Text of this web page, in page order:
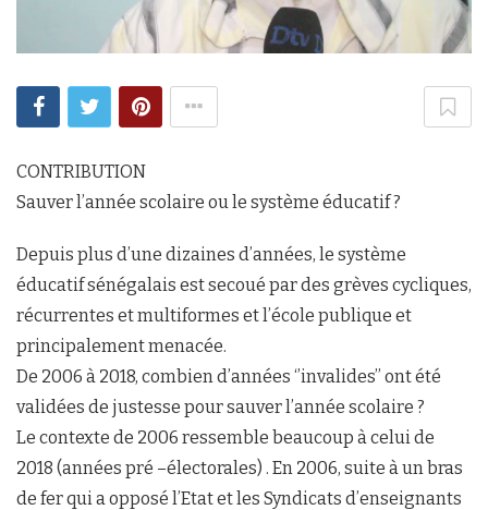
CONTRIBUTION
Sauver l’année scolaire ou le système éducatif ?
Depuis plus d’une dizaines d’années, le système
éducatif sénégalais est secoué par des grèves cycliques,
récurrentes et multiformes et l’école publique et
principalement menacée.
De 2006 à 2018, combien d’années ‘’invalides’’ ont été
validées de justesse pour sauver l’année scolaire ?
Le contexte de 2006 ressemble beaucoup à celui de
2018 (années pré –électorales) . En 2006, suite à un bras
de fer qui a opposé l’Etat et les Syndicats d’enseignants